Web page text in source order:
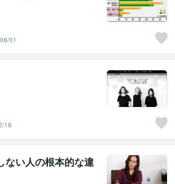
01
18
い人の根本的な違